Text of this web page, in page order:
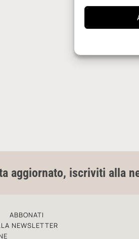
aggiornato, iscriviti alla
ABBONATI
NEWSLETTER